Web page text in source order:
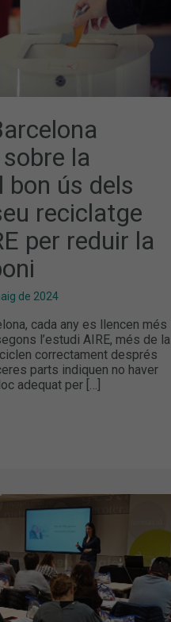
la
ús dels
reciclatge
per reduir la
de 2024
cada any es llencen més
l’estudi AIRE, més de la
correctament després
parts indiquen no haver
adequat per […]